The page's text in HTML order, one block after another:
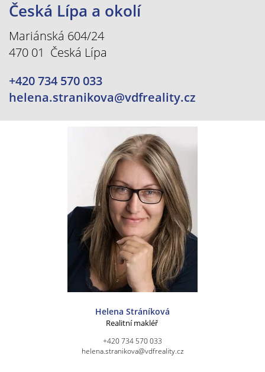
Česká Lípa a okolí
Mariánská 604/24
470 01 Česká Lípa
+420 734 570 033
helena.stranikova@vdfreality.cz
Helena Stráníková
Realitní makléř
+420 734 570 033
helena.stranikova@vdfreality.cz